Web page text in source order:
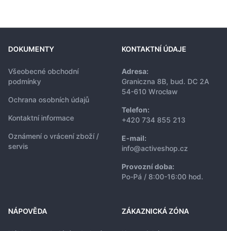
DOKUMENTY
Všeobecné obchodní
podmínky
Ochrana osobních údajů
Kontaktní informace
Oznámení o vrácení zboží /
servis
KONTAKTNÍ ÚDAJE
Adresa:
Graniczna 8B, bud. DC 2A
54-610 Wrocław
Telefon:
+420 734 855 213
E-mail:
info@activeshop.cz
Provozní doba:
Po-Pá / 8:00-16:00 hod.
NÁPOVĚDA ZÁKAZNICKÁ ZÓNA